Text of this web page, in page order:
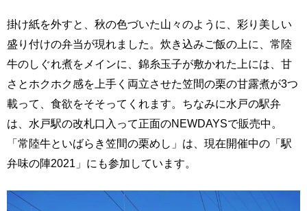
掛け紙を外すと、秋の色づいた山々のように、彩り美しい
盛り付けの弁当が現れました。炊き込みご飯の上に、常陸
牛のしぐれ煮をメインに、錦糸玉子が敷かれた上には、甘
さとホクホク感を上手く両立させた笠間の栗の甘露煮が3つ
載って、食欲をそそってくれます。ちなみに水戸の駅弁
は、水戸駅の改札口入って正面のNEWDAYSで販売中。
「常陸牛といばらき笠間の栗めし」は、現在開催中の「駅
弁味の陣2021」にも参加しています。